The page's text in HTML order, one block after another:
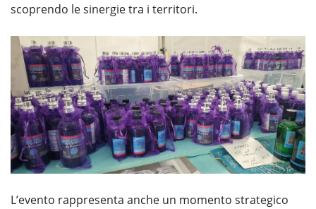
scoprendo le sinergie tra i territori.
L’evento rappresenta anche un momento strategico